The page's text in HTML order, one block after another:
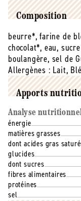
Composition
beurre*, farine de
chocolat*, eau,
boulangère, sel de
Allergènes : Lait, Blé
Apports
Analyse
énergie
matières grasses
dont acides gras
glucides
dont sucres
fibres alimentaires
protéines
sel